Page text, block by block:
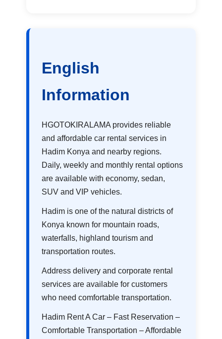
English
Information
HGOTOKIRALAMA provides reliable
and affordable car rental services in
Hadim Konya and nearby regions.
Daily, weekly and monthly rental options
are available with economy, sedan,
SUV and VIP vehicles.
Hadim is one of the natural districts of
Konya known for mountain roads,
waterfalls, highland tourism and
transportation routes.
Address delivery and corporate rental
services are available for customers
who need comfortable transportation.
Hadim Rent A Car – Fast Reservation –
Comfortable Transportation – Affordable